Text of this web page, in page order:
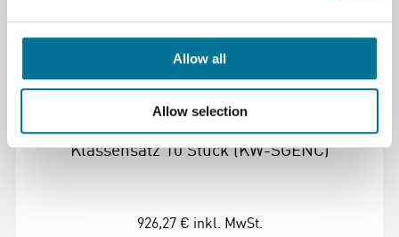
Allow all
Allow selection
Kidwind Wechselstromgenerator
Klassensatz 10 Stück (KW-SGENC)
926,27 € inkl. MwSt.